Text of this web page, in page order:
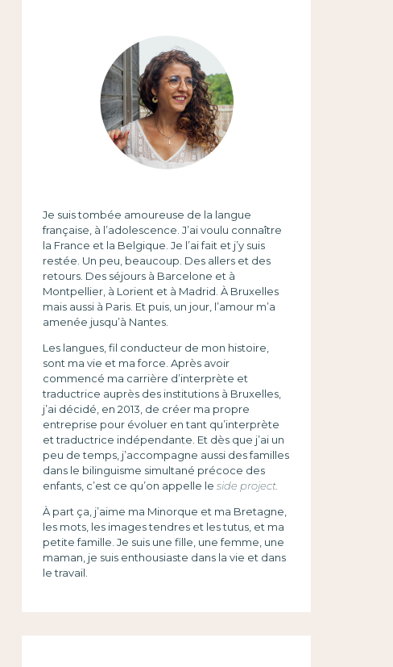
Je suis tombée amoureuse de la langue
française, à l’adolescence. J’ai voulu connaître
la France et la Belgique. Je l’ai fait et j’y suis
restée. Un peu, beaucoup. Des allers et des
retours. Des séjours à Barcelone et à
Montpellier, à Lorient et à Madrid. À Bruxelles
mais aussi à Paris. Et puis, un jour, l’amour m’a
amenée jusqu’à Nantes.
Les langues, fil conducteur de mon histoire,
sont ma vie et ma force. Après avoir
commencé ma carrière d’interprète et
traductrice auprès des institutions à Bruxelles,
j’ai décidé, en 2013, de créer ma propre
entreprise pour évoluer en tant qu’interprète
et traductrice indépendante. Et dès que j’ai un
peu de temps, j’accompagne aussi des familles
dans le bilinguisme simultané précoce des
enfants, c’est ce qu’on appelle le side project.
À part ça, j’aime ma Minorque et ma Bretagne,
les mots, les images tendres et les tutus, et ma
petite famille. Je suis une fille, une femme, une
maman, je suis enthousiaste dans la vie et dans
le travail.